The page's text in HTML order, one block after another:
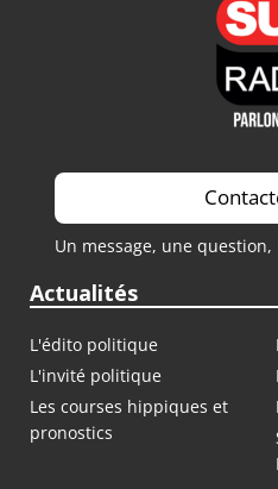
Un message, une
Actualités
L'édito politique
L'invité politique
Les courses hippiques et
pronostics